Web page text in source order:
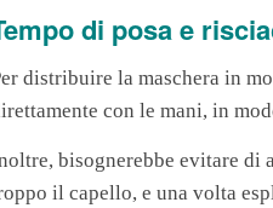
di posa e
distribuire la maschera in
con le mani, in
bisognerebbe evitare di
il capello, e una volta